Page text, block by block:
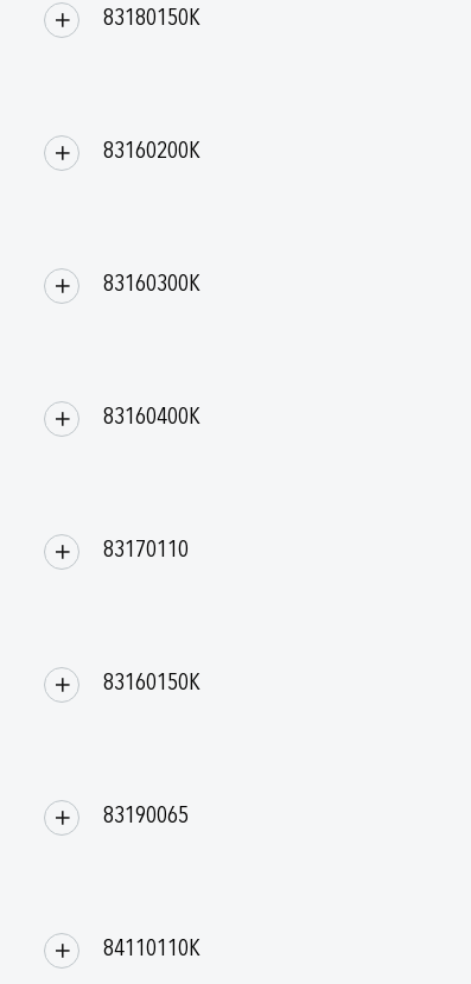
83180150K
83160200K
83160300K
83160400K
83170110
83160150K
83190065
84110110K